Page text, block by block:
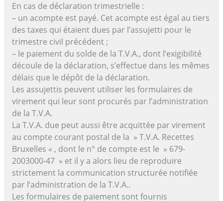
En cas de déclaration trimestrielle :
– un acompte est payé. Cet acompte est égal au tiers
des taxes qui étaient dues par l’assujetti pour le
trimestre civil précédent ;
– le paiement du solde de la T.V.A., dont l’exigibilité
découle de la déclaration, s’effectue dans les mêmes
délais que le dépôt de la déclaration.
Les assujettis peuvent utiliser les formulaires de
virement qui leur sont procurés par l’administration
de la T.V.A.
La T.V.A. due peut aussi être acquittée par virement
au compte courant postal de la » T.V.A. Recettes
Bruxelles « , dont le n° de compte est le » 679-
2003000-47 » et il y a alors lieu de reproduire
strictement la communication structurée notifiée
par l’administration de la T.V.A..
Les formulaires de paiement sont fournis